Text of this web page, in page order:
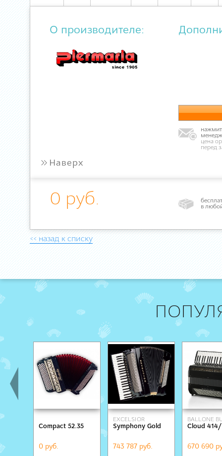
О производителе:
цена
перед
» Наверх
0 руб.
в
<< назад к списку
Compact 52.35
0 руб.
EXCELSIOR
Symphony Gold
743 787 руб.
BALLONE
Cloud 414/
670 690